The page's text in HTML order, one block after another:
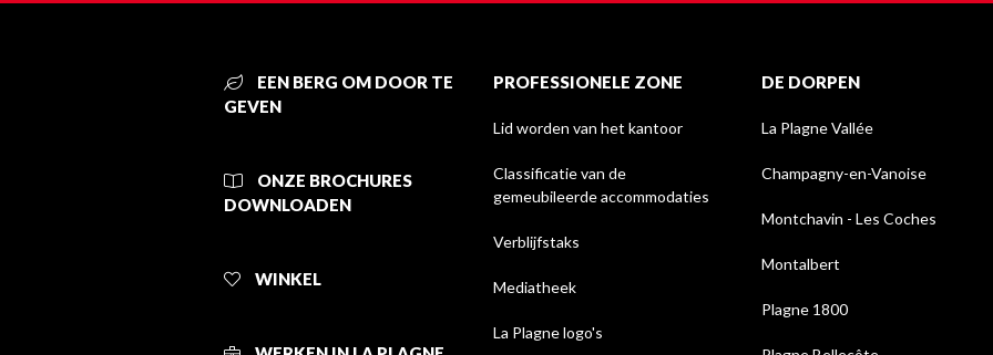
EEN BERG OM DOOR TE
GEVEN
ONZE BROCHURES
DOWNLOADEN
WINKEL
PROFESSIONELE ZONE
Lid worden van het kantoor
Classificatie van de
gemeubileerde accommodaties
Verblijfstaks
Mediatheek
La Plagne logo's
DE DORPEN
La Plagne Vallée
Champagny-en-Vanoise
Montchavin - Les Coches
Montalbert
Plagne 1800